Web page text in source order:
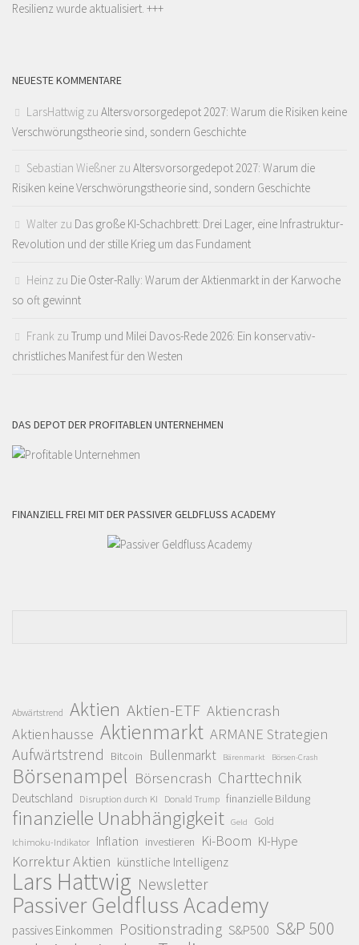
Resilienz wurde aktualisiert. +++
NEUESTE KOMMENTARE
LarsHattwig zu Altersvorsorgedepot 2027: Warum die Risiken keine
Verschwörungstheorie sind, sondern Geschichte
Sebastian Wießner zu Altersvorsorgedepot 2027: Warum die
Risiken keine Verschwörungstheorie sind, sondern Geschichte
Walter zu Das große KI-Schachbrett: Drei Lager, eine Infrastruktur-
Revolution und der stille Krieg um das Fundament
Heinz zu Die Oster-Rally: Warum der Aktienmarkt in der Karwoche
so oft gewinnt
Frank zu Trump und Milei Davos-Rede 2026: Ein konservativ-
christliches Manifest für den Westen
DAS DEPOT DER PROFITABLEN UNTERNEHMEN
FINANZIELL FREI MIT DER PASSIVER GELDFLUSS ACADEMY
Abwärtstrend Aktien Aktien-ETF Aktiencrash
Aktienhausse Aktienmarkt ARMANE Strategien
Aufwärtstrend Bitcoin Bullenmarkt Bärenmarkt Börsen-Crash
Börsenampel Börsencrash Charttechnik
Deutschland Disruption durch KI Donald Trump finanzielle Bildung
finanzielle Unabhängigkeit Geld Gold
Ichimoku-Indikator Inflation investieren Ki-Boom KI-Hype
Korrektur Aktien künstliche Intelligenz
Lars Hattwig Newsletter
Passiver Geldfluss Academy
passives Einkommen Positionstrading S&P500 S&P 500